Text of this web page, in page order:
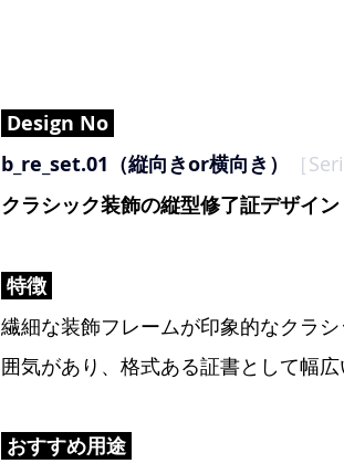
Design No
b_re_set.01（縦向きor横向き）
［
クラシック装飾の縦型修了証デザイン
特徴
繊細な装飾フレームが印象的なクラ
囲気があり、格式ある証書として幅
おすすめ用途